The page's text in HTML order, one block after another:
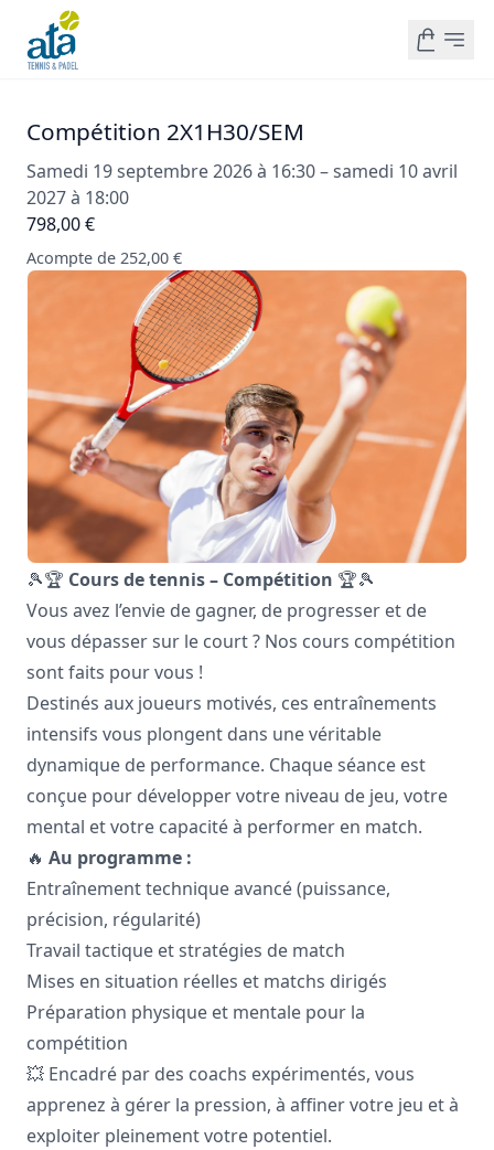
Compétition 2X1H30/SEM
Samedi 19 septembre 2026 à 16:30 – samedi 10 avril
2027 à 18:00
798,00 €
Acompte de 252,00 €
🎾🏆 Cours de tennis – Compétition 🏆🎾
Vous avez l’envie de gagner, de progresser et de
vous dépasser sur le court ? Nos cours compétition
sont faits pour vous !
Destinés aux joueurs motivés, ces entraînements
intensifs vous plongent dans une véritable
dynamique de performance. Chaque séance est
conçue pour développer votre niveau de jeu, votre
mental et votre capacité à performer en match.
🔥 Au programme :
Entraînement technique avancé (puissance,
précision, régularité)
Travail tactique et stratégies de match
Mises en situation réelles et matchs dirigés
Préparation physique et mentale pour la
compétition
💥 Encadré par des coachs expérimentés, vous
apprenez à gérer la pression, à affiner votre jeu et à
exploiter pleinement votre potentiel.